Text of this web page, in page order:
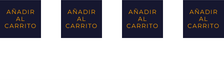
AÑADIR
AL
CARRITO
AÑADIR
AL
CARRITO
AÑADIR
AL
CARRITO
AÑADIR
AL
CARRITO